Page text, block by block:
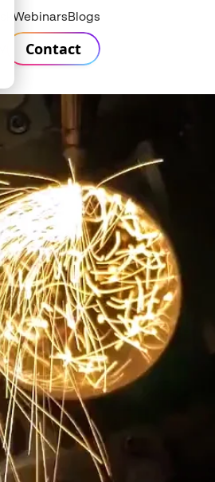
Webinars Blogs
Contact